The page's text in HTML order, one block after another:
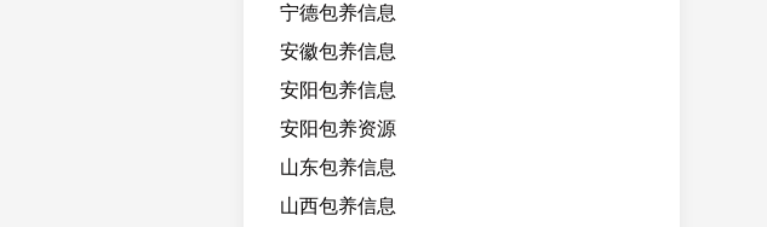
宁德包养信息
安徽包养信息
安阳包养信息
安阳包养资源
山东包养信息
山西包养信息